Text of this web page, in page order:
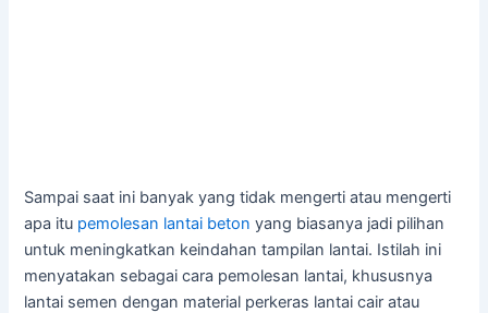
Sampai saat ini banyak yang tidak mengerti atau mengerti
apa itu pemolesan lantai beton yang biasanya jadi pilihan
untuk meningkatkan keindahan tampilan lantai. Istilah ini
menyatakan sebagai cara pemolesan lantai, khususnya
lantai semen dengan material perkeras lantai cair atau